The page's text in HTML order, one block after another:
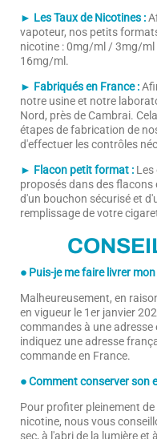
► Les Taux de Nicotines :
vapoteur, nos petits
nicotine : 0mg/ml / 3mg/
16mg/ml.
► Fabriqués en France :
notre usine et notre
Nord, près de Cambrai.
étapes de fabrication de
d'effectuer les contrôles
► Flacon petit format : Les
proposés dans des
d'un bouchon sécurisé et
remplissage de votre
● Puis-je me faire livrer
Malheureusement, en
en vigueur le 1er janvier
commandes à une adresse
indiquez une adresse
commande en France.
● Comment conserver son
Pour profiter pleinement
nicotine, nous vous
sec, à l'abri de la lumière